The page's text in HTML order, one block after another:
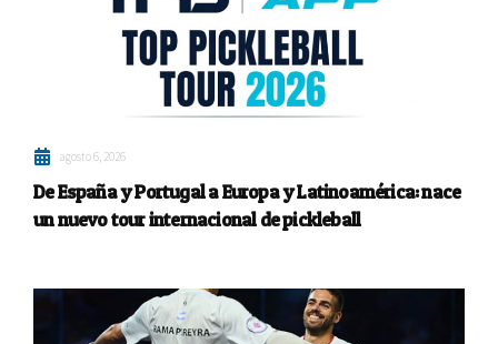
agosto 6, 2026
De España y Portugal a Europa y Latinoamérica: nace
un nuevo tour internacional de pickleball